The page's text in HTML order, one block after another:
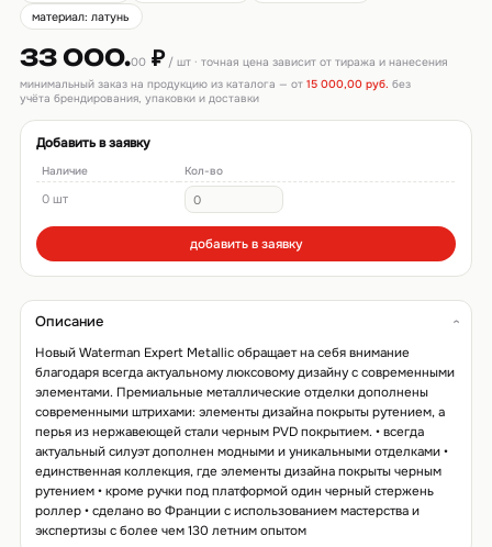
материал: латунь
33 000.00₽/ шт · точная цена зависит от тиража и нанесения
минимальный заказ на продукцию из каталога — от 15 000,00 руб. без
учёта брендирования, упаковки и доставки
Добавить в заявку
Наличие Кол-во
0 шт
добавить в заявку
Описание
Новый Waterman Expert Metallic обращает на себя внимание
благодаря всегда актуальному люксовому дизайну с современными
элементами. Премиальные металлические отделки дополнены
современными штрихами: элементы дизайна покрыты рутением, а
перья из нержавеющей стали черным PVD покрытием. • всегда
актуальный силуэт дополнен модными и уникальными отделками •
единственная коллекция, где элементы дизайна покрыты черным
рутением • кроме ручки под платформой один черный стержень
роллер • сделано во Франции с использованием мастерства и
экспертизы с более чем 130 летним опытом